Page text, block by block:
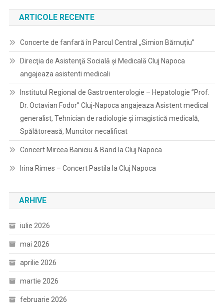
ARTICOLE RECENTE
Concerte de fanfară în Parcul Central „Simion Bărnuțiu”
Direcţia de Asistenţă Socială şi Medicală Cluj Napoca
angajeaza asistenti medicali
Institutul Regional de Gastroenterologie – Hepatologie ”Prof.
Dr. Octavian Fodor” Cluj-Napoca angajeaza Asistent medical
generalist, Tehnician de radiologie și imagistică medicală,
Spălătoreasă, Muncitor necalificat
Concert Mircea Baniciu & Band la Cluj Napoca
Irina Rimes – Concert Pastila la Cluj Napoca
ARHIVE
iulie 2026
mai 2026
aprilie 2026
martie 2026
februarie 2026